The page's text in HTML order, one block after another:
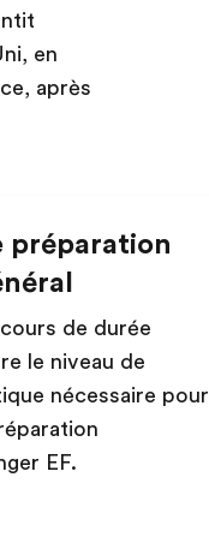
en
après
préparation
de durée
le niveau de
nécessaire pour
EF.